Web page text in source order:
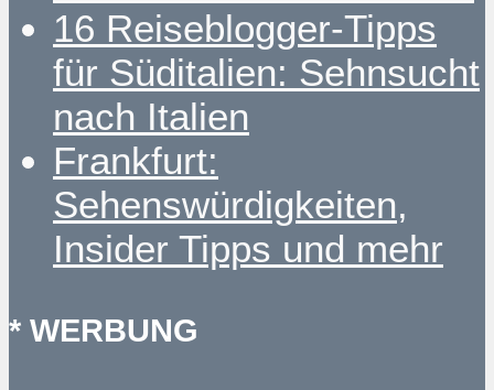
16 Reiseblogger-Tipps
für Süditalien: Sehnsucht
nach Italien
Frankfurt:
Sehenswürdigkeiten,
Insider Tipps und mehr
* WERBUNG